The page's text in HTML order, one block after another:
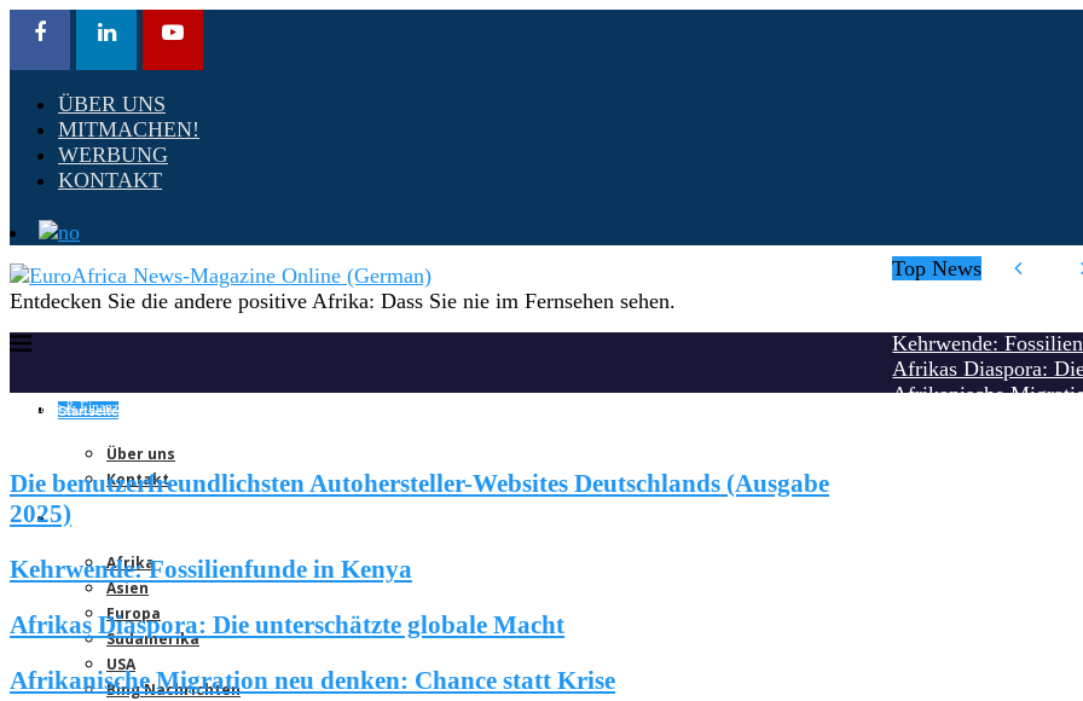
ÜBER UNS
MITMACHEN!
WERBUNG
KONTAKT
Top News
Kehrwende:
Afrikas Diaspora:
Afrikanische
Entdecken Sie die andere positive Afrika: Dass Sie nie im Fernsehen sehen.
Startseite
Über uns
Kontakt
Weltnachrichten
Afrika
Asien
Europa
Südamerika
USA
Bing Nachrichten
Business & Finanz
Die benutzerfreundlichsten Autohersteller-Websites Deutschlands (Ausgabe
2025)
Kehrwende: Fossilienfunde in Kenya
Afrikas Diaspora: Die unterschätzte globale Macht
Afrikanische Migration neu denken: Chance statt Krise